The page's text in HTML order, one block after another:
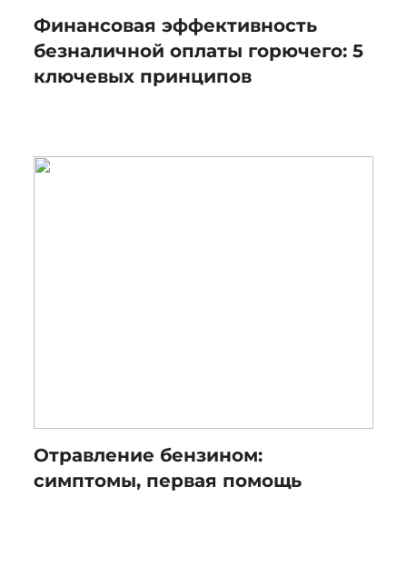
Финансовая эффективность
безналичной оплаты горючего: 5
ключевых принципов
Отравление бензином:
симптомы, первая помощь